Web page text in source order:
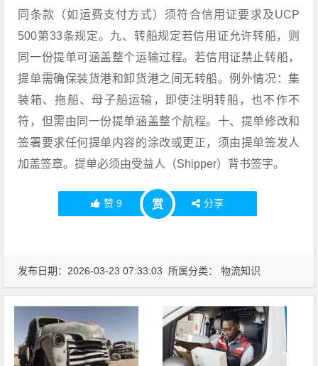
同条款（如运费支付方式）须符合信用证要求及UCP
500第33条规定。九、转船规定若信用证允许转船，则
同一份提单可涵盖整个运输过程。若信用证禁止转船，
提单需确保装货港和卸货港之间无转船。例外情况：集
装箱、拖船、母子船运输，即使注明转船，也不作不
符，但需由同一份提单涵盖整个航程。十、提单修改和
签署要求任何提单内容的涂改或更正，须由提单签发人
加盖签章。提单必须由受益人（Shipper）背书签字。
赞 9 赏 分享
发布日期：2026-03-23 07:33:03 所属分类：物流知识